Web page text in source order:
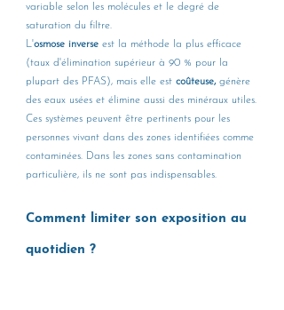
variable selon les molécules et le degré de
saturation du filtre.
L'osmose inverse est la méthode la plus efficace
(taux d'élimination supérieur à 90 % pour la
plupart des PFAS), mais elle est coûteuse, génère
des eaux usées et élimine aussi des minéraux utiles.
Ces systèmes peuvent être pertinents pour les
personnes vivant dans des zones identifiées comme
contaminées. Dans les zones sans contamination
particulière, ils ne sont pas indispensables.
Comment limiter son exposition au
quotidien ?